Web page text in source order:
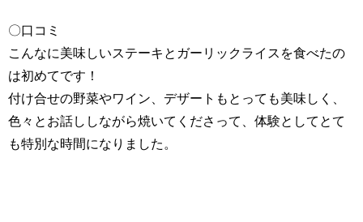
〇口コミ
こんなに美味しいステーキとガーリックライスを食べたの
は初めてです！
付け合せの野菜やワイン、デザートもとっても美味しく、
色々とお話ししながら焼いてくださって、体験としてとて
も特別な時間になりました。